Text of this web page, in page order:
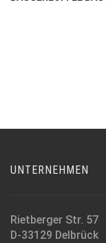
UNTERNEHMEN
Rietberger Str. 57
D-33129 Delbrück